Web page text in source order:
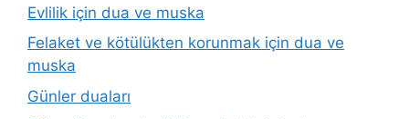
Evlilik için dua ve muska
Felaket ve kötülükten korunmak için dua ve
muska
Günler duaları